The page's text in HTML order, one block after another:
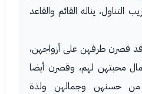
التناول، يناله القائم والقاعد
قصرن طرفهن على أزواجهن،
محبتهن لهم، وقصرن أيضا
من حسنهن وجمالهن ولذة